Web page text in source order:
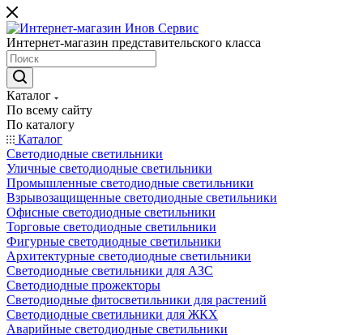
Интернет-магазин представительского класса
Каталог
По всему сайту
По каталогу
Каталог
Светодиодные светильники
Уличные светодиодные светильники
Промышленные светодиодные светильники
Взрывозащищенные светодиодные светильники
Офисные светодиодные светильники
Торговые светодиодные светильники
Фигурные светодиодные светильники
Архитектурные светодиодные светильники
Светодиодные светильники для АЗС
Светодиодные прожекторы
Светодиодные фитосветильники для растений
Светодиодные светильники для ЖКХ
Аварийные светодиодные светильники